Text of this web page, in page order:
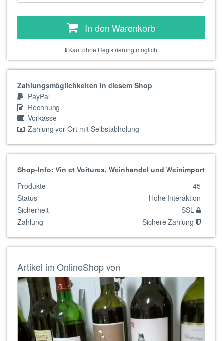
In den Warenkorb
Kauf ohne Registrierung möglich
Zahlungsmöglichkeiten in diesem Shop
PayPal
Rechnung
Vorkasse
Zahlung vor Ort mit Selbstabholung
Shop-Info: Vin et Voitures, Weinhandel und Weinimport
Produkte
45
Status
Hohe Interaktion
Sicherheit
SSL
Zahlung
Sichere Zahlung
Artikel im OnlineShop von